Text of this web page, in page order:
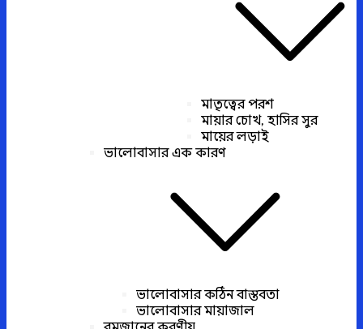
মাতৃত্বের পরশ
মায়ার চোখ, হাসির সুর
মায়ের লড়াই
ভালোবাসার এক কারণ
ভালোবাসার কঠিন বাস্তবতা
ভালোবাসার মায়াজাল